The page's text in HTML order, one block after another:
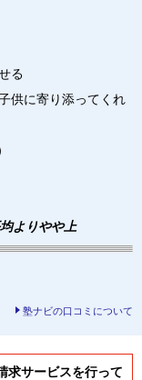
る
供に寄り添ってくれ
よりやや上
塾ナビの口コミについて
求サービスを行って